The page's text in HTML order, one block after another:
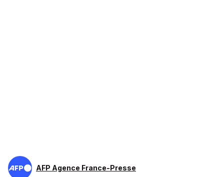
AFP Agence France-Presse